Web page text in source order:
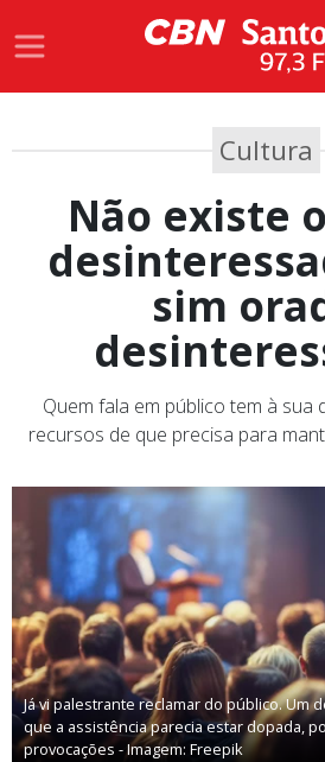
Cultura
Não existe
sim
Quem fala em público tem à
recursos de que precisa para
Já vi palestrante reclamar do público. Um
que a assistência parecia estar dopada,
provocações - Imagem: Freepik